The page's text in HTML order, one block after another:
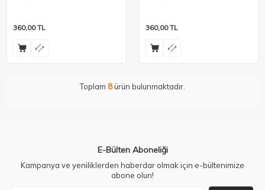
360,00TL 360,00TL
Toplam 8ürün bulunmaktadır.
E-Bülten Aboneliği
Kampanya ve yeniliklerden haberdar olmak için e-bültenimize
abone olun!